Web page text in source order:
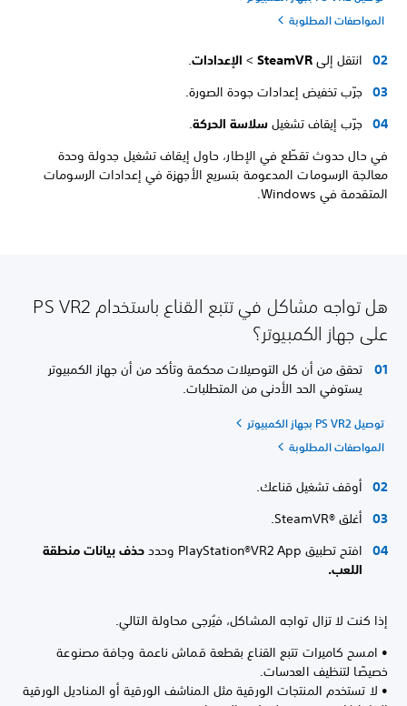
المواصفات المطلوبة
انتقل إلىSteamVR
>الإعدادات.
جرّب تخفيض إعدادات جودة الصورة.
جرّب إيقاف تشغيلسلاسة الحركة.
في حال حدوث تقطّع في الإطار، حاول إيقاف تشغيل جدولة وحدة
معالجة الرسومات المدعومة بتسريع الأجهزة في إعدادات الرسومات
المتقدمة في Windows.
هل تواجه مشاكل في تتبع القناع باستخدام PS VR2
على جهاز الكمبيوتر؟
تحقق من أن كل التوصيلات محكمة وتأكد من أن جهاز الكمبيوتر
يستوفي الحد الأدنى من المتطلبات.
توصيل PS VR2 بجهاز الكمبيوتر
المواصفات المطلوبة
أوقف تشغيل قناعك.
أغلق SteamVR®‎.
افتح تطبيق PlayStation®VR2 App وحدد
حذف بيانات منطقة
اللعب.
إذا كنت لا تزال تواجه المشاكل، فيُرجى محاولة التالي.
• امسح كاميرات تتبع القناع بقطعة قماش ناعمة وجافة مصنوعة
خصيصًا لتنظيف العدسات.
• لا تستخدم المنتجات الورقية مثل المناشف الورقية أو المناديل الورقية